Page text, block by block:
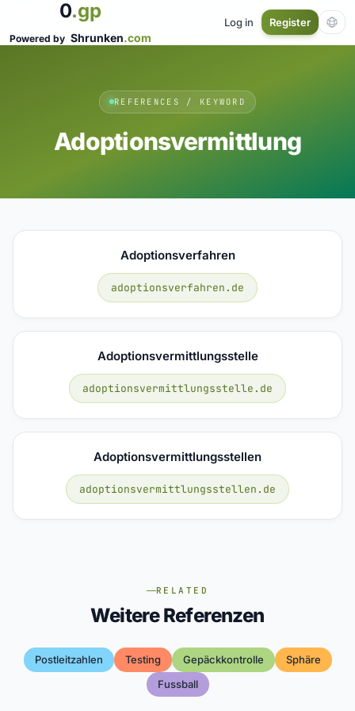
0.gp
Powered by Shrunken.com
Log in Register
REFERENCES / KEYWORD
Adoptionsvermittlung
Adoptionsverfahren
adoptionsverfahren.de
Adoptionsvermittlungsstelle
adoptionsvermittlungsstelle.de
Adoptionsvermittlungsstellen
adoptionsvermittlungsstellen.de
RELATED
Weitere Referenzen
Postleitzahlen Testing Gepäckkontrolle
Sphäre
Fussball